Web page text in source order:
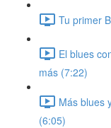
Tu primer
El blues
más (7:22)
Más blues
(6:05)